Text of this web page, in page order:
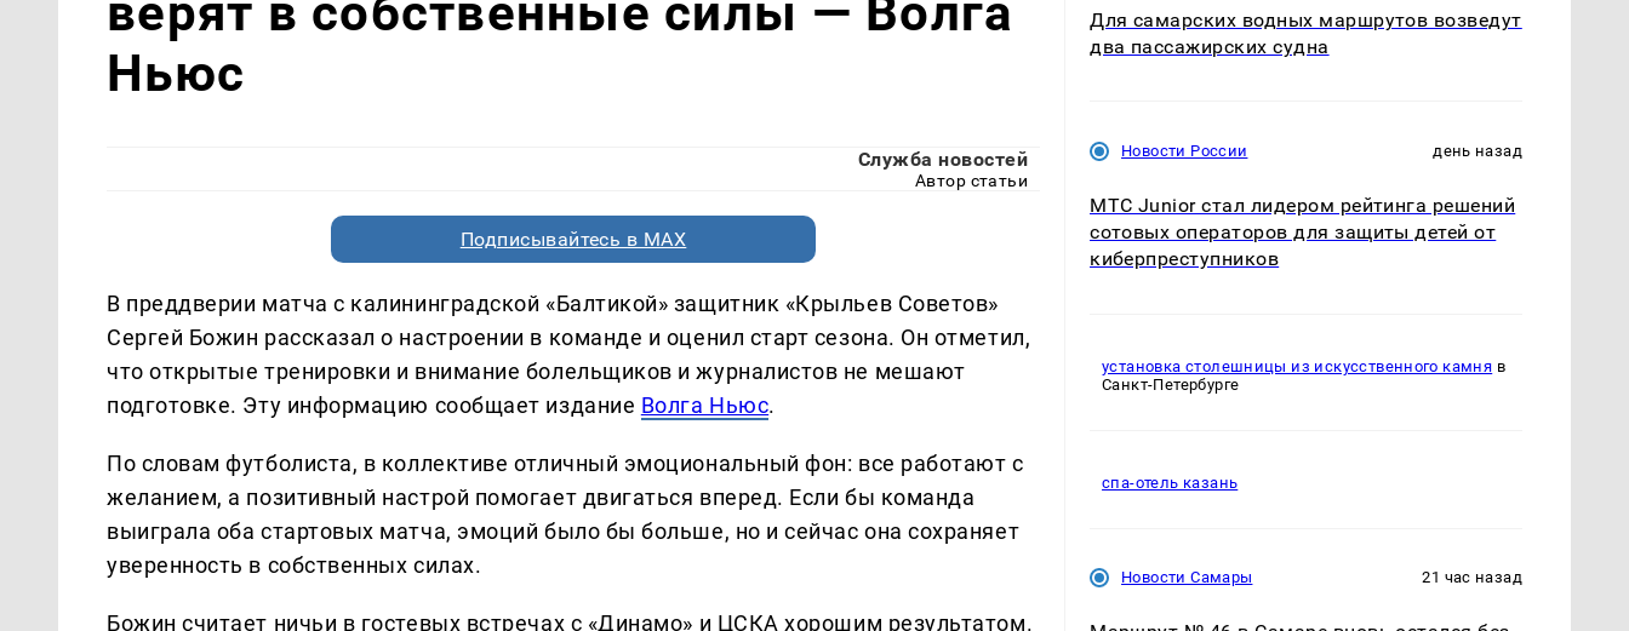
верят в собственные силы — Волга
Ньюс
Служба новостей
Автор статьи
Подписывайтесь в MAX
В преддверии матча с калининградской «Балтикой» защитник «Крыльев Советов»
Сергей Божин рассказал о настроении в команде и оценил старт сезона. Он отметил,
что открытые тренировки и внимание болельщиков и журналистов не мешают
подготовке. Эту информацию сообщает издание Волга Ньюс.
По словам футболиста, в коллективе отличный эмоциональный фон: все работают с
желанием, а позитивный настрой помогает двигаться вперед. Если бы команда
выиграла оба стартовых матча, эмоций было бы больше, но и сейчас она сохраняет
уверенность в собственных силах.
Божин считает ничьи в гостевых встречах с «Динамо» и ЦСКА хорошим результатом.
Для самарских водных маршрутов возведут
два пассажирских судна
Новости России день назад
МТС Junior стал лидером рейтинга решений
сотовых операторов для защиты детей от
киберпреступников
установка столешницы из искусственного камня в
Санкт-Петербурге
спа-отель казань
Новости Самары 21 час назад